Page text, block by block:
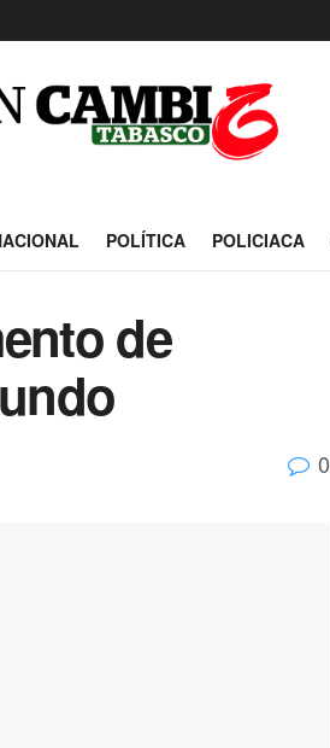
POLÍTICA POLICIACA
de
0